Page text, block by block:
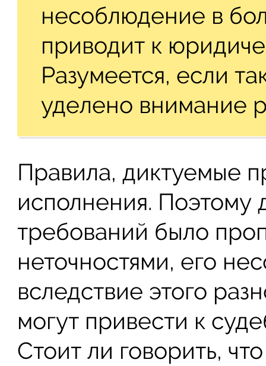
несоблюдение в
приводит к
Разумеется, если
уделено внимание
Правила, диктуемые
исполнения. Поэтому
требований было
неточностями, его
вследствие этого
могут привести к
Стоит ли говорить,